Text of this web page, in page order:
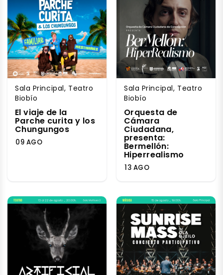
Sala Principal, Teatro
Biobío
El viaje de la
Parche curita y los
Chungungos
09 AGO
Sala Principal, Teatro
Biobío
Orquesta de
Cámara
Ciudadana,
presenta:
Bermellón:
Hiperrealismo
13 AGO